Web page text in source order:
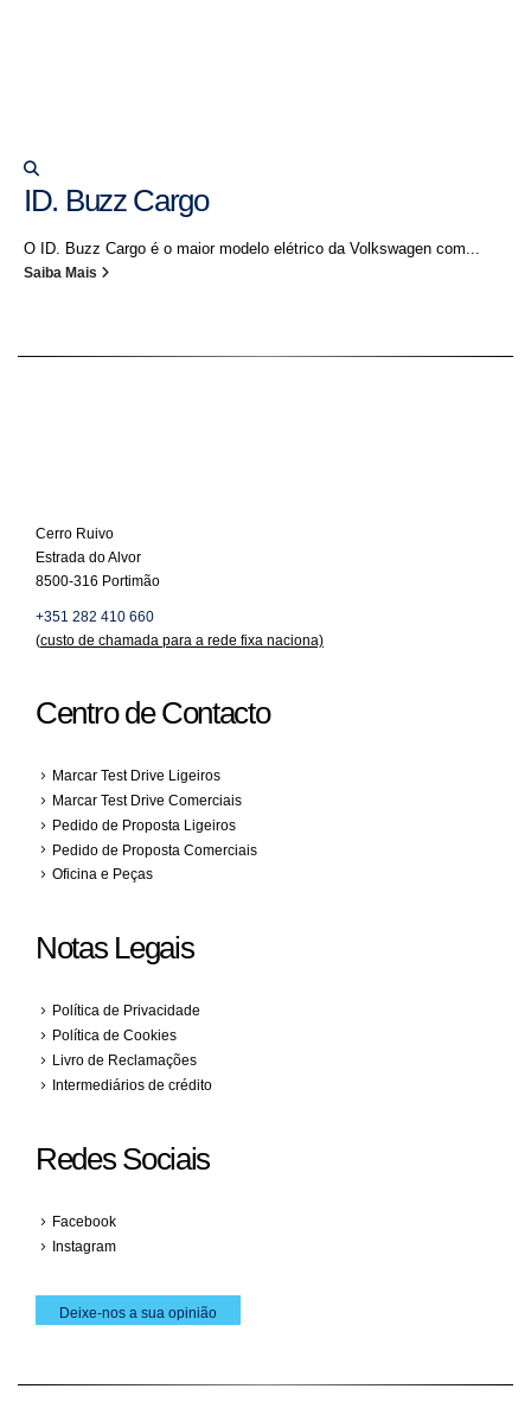
ID. Buzz Cargo
O ID. Buzz Cargo é o maior modelo elétrico da Volkswagen com...
Saiba Mais
Cerro Ruivo
Estrada do Alvor
8500-316 Portimão
+351 282 410 660
(custo de chamada para a rede fixa naciona)
Centro de Contacto
Marcar Test Drive Ligeiros
Marcar Test Drive Comerciais
Pedido de Proposta Ligeiros
Pedido de Proposta Comerciais
Oficina e Peças
Notas Legais
Política de Privacidade
Política de Cookies
Livro de Reclamações
Intermediários de crédito
Redes Sociais
Facebook
Instagram
Deixe-nos a sua opinião